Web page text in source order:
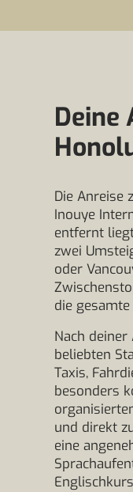
Deine
Die Anreise
Inouye
entfernt
zwei
oder
die
Nach
beliebten
Taxis,
besonders
und direkt
eine